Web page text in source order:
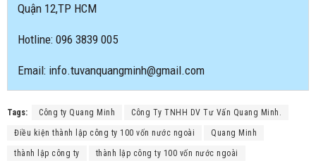
Quận 12,TP HCM
Hotline: 096 3839 005
Email: info.tuvanquangminh@gmail.com
Tags: Công ty Quang Minh Công Ty TNHH DV Tư Vấn Quang Minh.
Điều kiện thành lập công ty 100 vốn nước ngoài Quang Minh
thành lập công ty thành lập công ty 100 vốn nước ngoài